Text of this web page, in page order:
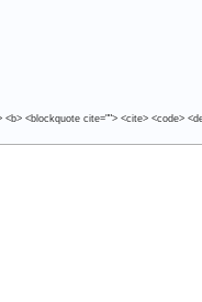
<blockquote cite=""> <cite> <code>